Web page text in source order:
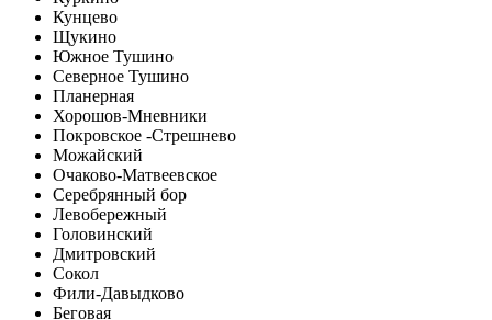
Кунцево
Щукино
Южное Тушино
Северное Тушино
Планерная
Хорошов-Мневники
Покровское -Стрешнево
Можайский
Очаково-Матвеевское
Серебрянный бор
Левобережный
Головинский
Дмитровский
Сокол
Фили-Давыдково
Беговая